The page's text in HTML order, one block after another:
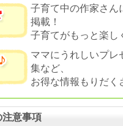
子育て中の作家さん
掲載！
子育てがもっと楽し
ママにうれしいプレ
集など、
お得な情報もりだく
注意事項